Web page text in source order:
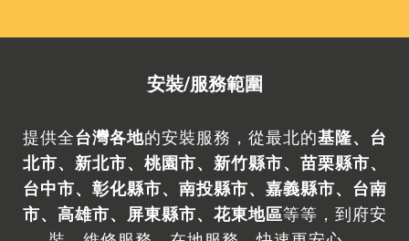
安裝/服務範圍
提供全台灣各地的安裝服務，從最北的基隆、台
北市、新北市、桃園市、新竹縣市、苗栗縣市、
台中市、彰化縣市、南投縣市、嘉義縣市、台南
市、高雄市、屏東縣市、花東地區等等，到府安